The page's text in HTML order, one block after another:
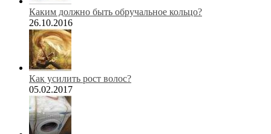
Каким должно быть обручальное кольцо?
26.10.2016
Как усилить рост волос?
05.02.2017